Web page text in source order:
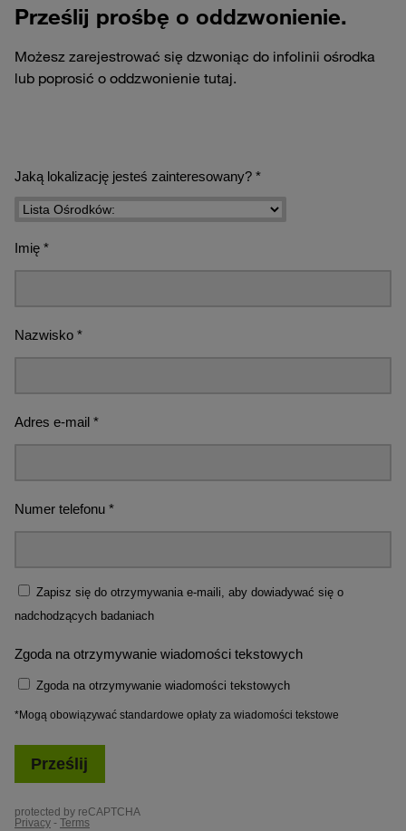
Prześlij prośbę o oddzwonienie.
Możesz zarejestrować się dzwoniąc do infolinii ośrodka
lub poprosić o oddzwonienie tutaj.